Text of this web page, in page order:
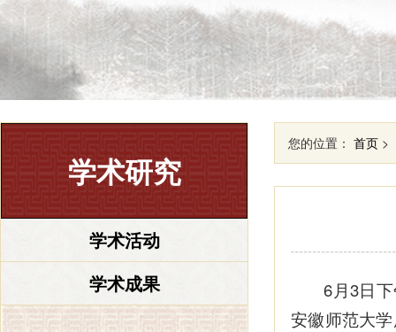
学术研究
学术活动
学术成果
您的位置： 首页 >
6月3日
安徽师范大